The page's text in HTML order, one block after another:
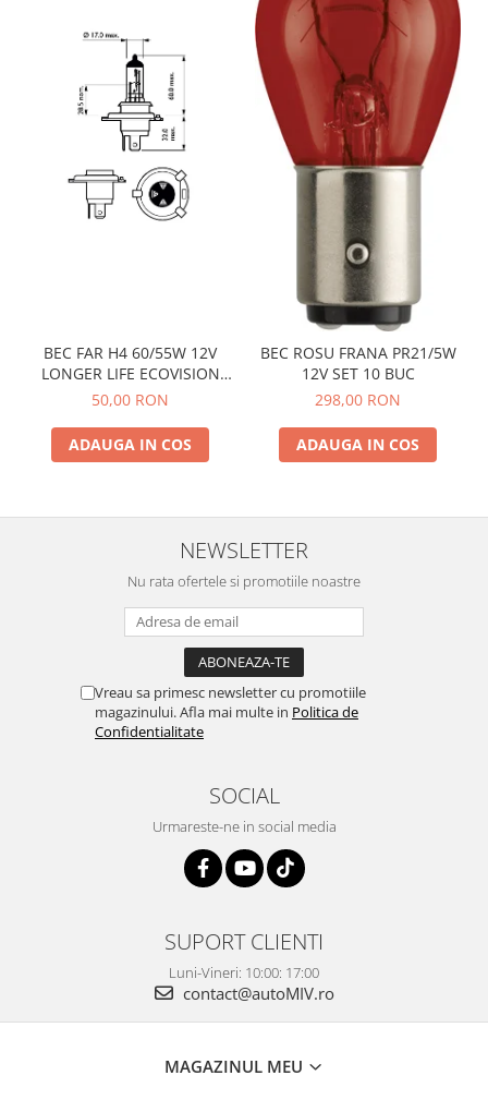
BEC FAR H4 60/55W 12V
LONGER LIFE ECOVISION
PHILIPS
50,00 RON
ADAUGA IN COS
BEC ROSU FRANA PR21/5W
12V SET 10 BUC
298,00 RON
ADAUGA IN COS
NEWSLETTER
Nu rata ofertele si promotiile noastre
Vreau sa primesc newsletter cu promotiile
magazinului. Afla mai multe in Politica de
Confidentialitate
SOCIAL
Urmareste-ne in social media
SUPORT CLIENTI
Luni-Vineri: 10:00: 17:00
contact@autoMIV.ro
MAGAZINUL MEU